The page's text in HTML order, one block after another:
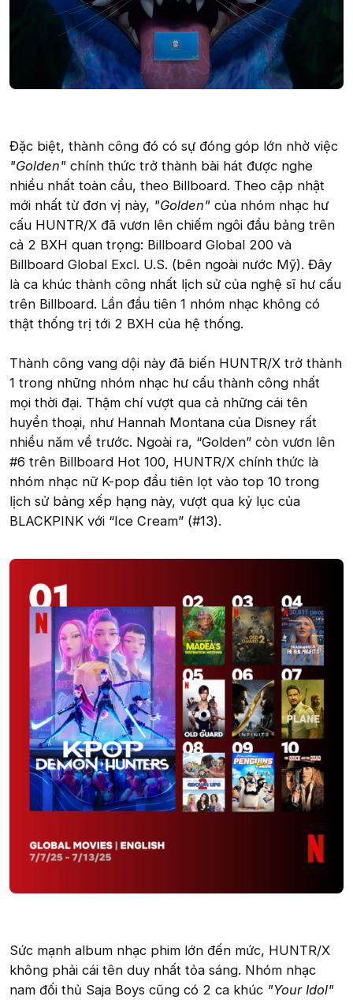
Đặc biệt, thành công đó có sự đóng góp lớn nhờ việc
"Golden" chính thức trở thành bài hát được nghe
nhiều nhất toàn cầu, theo Billboard. Theo cập nhật
mới nhất từ đơn vị này, "Golden" của nhóm nhạc hư
cấu HUNTR/X đã vươn lên chiếm ngôi đầu bảng trên
cả 2 BXH quan trọng: Billboard Global 200 và
Billboard Global Excl. U.S. (bên ngoài nước Mỹ). Đây
là ca khúc thành công nhất lịch sử của nghệ sĩ hư cấu
trên Billboard. Lần đầu tiên 1 nhóm nhạc không có
thật thống trị tới 2 BXH của hệ thống.
Thành công vang dội này đã biến HUNTR/X trở thành
1 trong những nhóm nhạc hư cấu thành công nhất
mọi thời đại. Thậm chí vượt qua cả những cái tên
huyền thoại, như Hannah Montana của Disney rất
nhiều năm về trước. Ngoài ra, “Golden” còn vươn lên
#6 trên Billboard Hot 100, HUNTR/X chính thức là
nhóm nhạc nữ K-pop đầu tiên lọt vào top 10 trong
lịch sử bảng xếp hạng này, vượt qua kỷ lục của
BLACKPINK với “Ice Cream” (#13).
Sức mạnh album nhạc phim lớn đến mức, HUNTR/X
không phải cái tên duy nhất tỏa sáng. Nhóm nhạc
nam đối thủ Saja Boys cũng có 2 ca khúc "Your Idol"